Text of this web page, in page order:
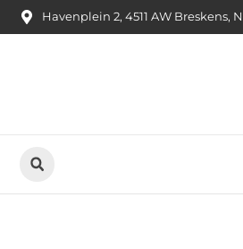
Havenplein 2, 4511 AW Breskens,